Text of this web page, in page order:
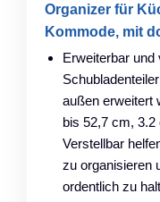
Organizer für
Kommode, mit
Erweiterbar und
außen erweitert
bis 52,7 cm,
Verstellbar
zu organisieren
ordentlich zu